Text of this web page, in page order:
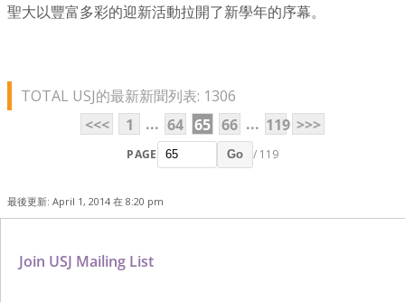
聖大以豐富多彩的迎新活動拉開了新學年的序幕。
TOTAL USJ的最新新聞列表: 1306
<<<
1 ... 64 65 66 ... 119 >>>
PAGE Go / 119
最後更新: April 1, 2014 在 8:20 pm
Join USJ Mailing List